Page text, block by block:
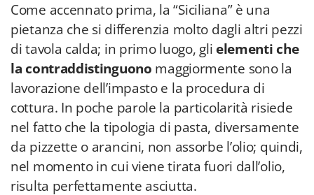
Come accennato prima, la “Siciliana” è una
pietanza che si differenzia molto dagli altri pezzi
di tavola calda; in primo luogo, gli elementi che
la contraddistinguono maggiormente sono la
lavorazione dell’impasto e la procedura di
cottura. In poche parole la particolarità risiede
nel fatto che la tipologia di pasta, diversamente
da pizzette o arancini, non assorbe l’olio; quindi,
nel momento in cui viene tirata fuori dall’olio,
risulta perfettamente asciutta.